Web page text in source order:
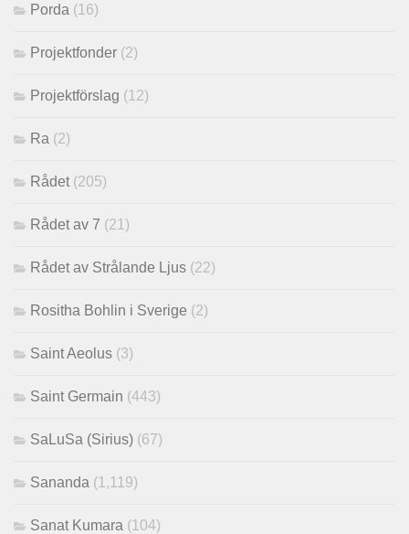
Porda (16)
Projektfonder (2)
Projektförslag (12)
Ra (2)
Rådet (205)
Rådet av 7 (21)
Rådet av Strålande Ljus (22)
Rositha Bohlin i Sverige (2)
Saint Aeolus (3)
Saint Germain (443)
SaLuSa (Sirius) (67)
Sananda (1,119)
Sanat Kumara (104)